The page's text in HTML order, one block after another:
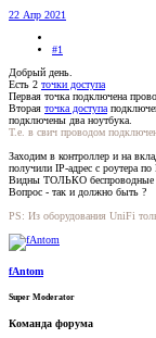
22 Апр 2021
#1
Добрый день.
Есть 2 точки доступа
Первая точка подключена
Вторая точка доступа
подключены два ноутбука.
Т.е. в свич проводом
Заходим в контроллер и на
получили IP-адрес с роутера по
Видны ТОЛЬКО беспроводные
Вопрос - так и должно быть ?
PS: Из оборудования UniFi
fAntom
Super Moderator
Команда форума